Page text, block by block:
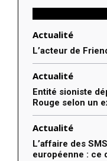
Actualité
L’acteur de
Actualité
Entité sioniste
Rouge selon un
Actualité
L’affaire des
européenne : ce